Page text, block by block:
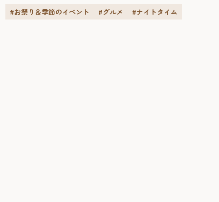
@yatai_kenzo 美味しい料理と楽しい会話がはずみ、せっ
#お祭り＆季節のイベント #グルメ #ナイトタイム